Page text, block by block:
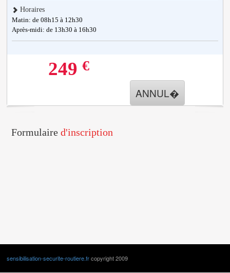
Horaires
Matin: de 08h15 à 12h30
Après-midi: de 13h30 à 16h30
249 €
ANNUL�
Formulaire d'inscription
sensibilisation-securite-routiere.frcopyright 2009